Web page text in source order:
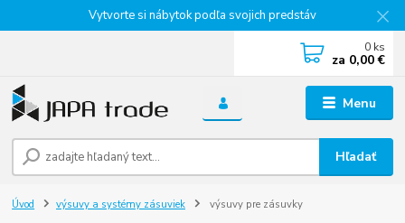
Vytvorte si nábytok podľa svojich predstáv
Menu
Hľadať
0 ks
za 0,00 €
Úvod výsuvy a systémy zásuviek výsuvy pre zásuvky